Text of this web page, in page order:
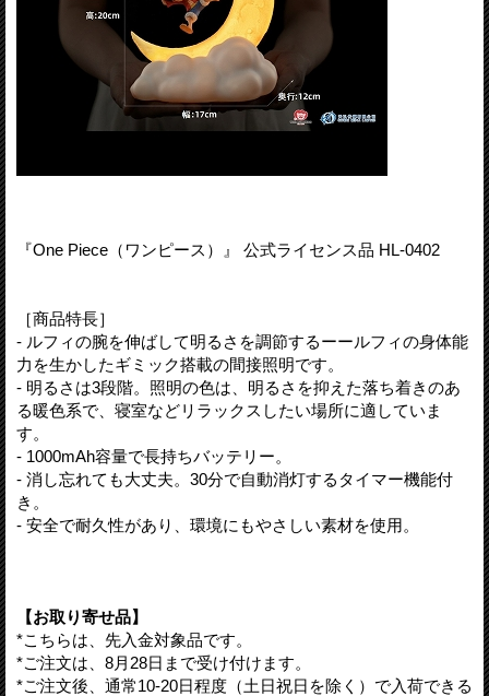
『One Piece（ワンピース）』 公式ライセンス品 HL-0402
［商品特長］
- ルフィの腕を伸ばして明るさを調節するーールフィの身体能
力を生かしたギミック搭載の間接照明です。
- 明るさは3段階。照明の色は、明るさを抑えた落ち着きのあ
る暖色系で、寝室などリラックスしたい場所に適していま
す。
- 1000mAh容量で長持ちバッテリー。
- 消し忘れても大丈夫。30分で自動消灯するタイマー機能付
き。
- 安全で耐久性があり、環境にもやさしい素材を使用。
【お取り寄せ品】
*こちらは、先入金対象品です。
*ご注文は、8月28日まで受け付けます。
*ご注文後、通常10-20日程度（土日祝日を除く）で入荷できる